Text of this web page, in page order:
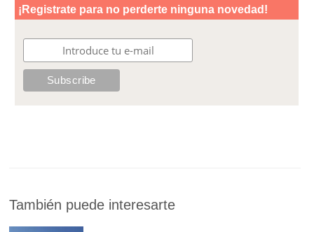
También puede interesarte